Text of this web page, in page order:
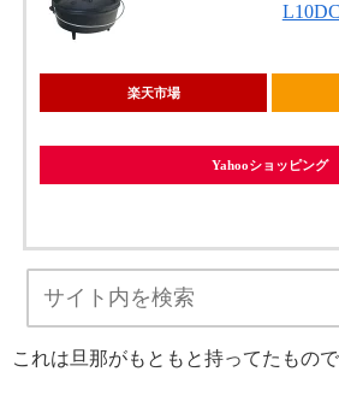
楽天市場
Yahooショッピング
これは旦那がもともと持ってたもので